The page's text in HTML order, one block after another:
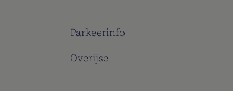
Parkeerinfo
Overijse